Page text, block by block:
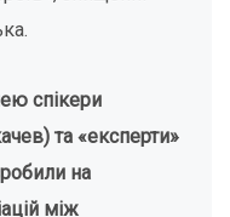
спікери
та «експерти»
на
між